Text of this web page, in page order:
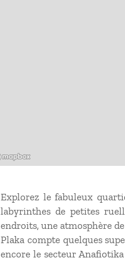
Explorez le fabuleux
labyrinthes de petites
endroits, une atmosphère
Plaka compte quelques
encore le secteur